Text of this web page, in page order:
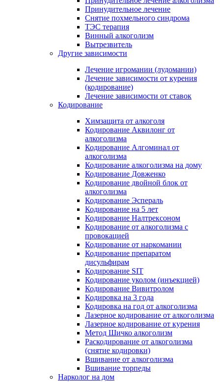
Принудительное лечение
Снятие похмельного синдрома
ТЭС терапия
Винный алкоголизм
Вытрезвитель
Другие зависимости
Лечение игромании (лудомании)
Лечение зависимости от курения
(кодирование)
Лечение зависимости от ставок
Кодирование
Химзащита от алкоголя
Кодирование Аквилонг от
алкоголизма
Кодирование Алгоминал от
алкоголизма
Кодирование алкоголизма на дому
Кодирование Довженко
Кодирование двойной блок от
алкоголизма
Кодирование Эспераль
Кодирование на 5 лет
Кодирование Налтрексоном
Кодирование от алкоголизма с
провокацией
Кодирование от наркомании
Кодирование препаратом
дисульфирам
Кодирование SIT
Кодирование уколом (инъекцией)
Кодирование Вивитролом
Кодировка на 3 года
Кодировка на год от алкоголизма
Лазерное кодирование от алкоголизма
Лазерное кодирование от курения
Метод Шичко алкоголизм
Раскодирование от алкоголизма
(снятие кодировки)
Вшивание от алкоголизма
Вшивание торпеды
Нарколог на дом